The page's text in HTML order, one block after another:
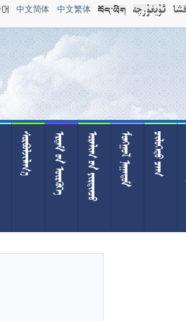
中文简体 中文繁体
          